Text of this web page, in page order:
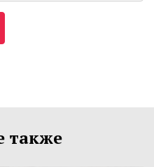
также